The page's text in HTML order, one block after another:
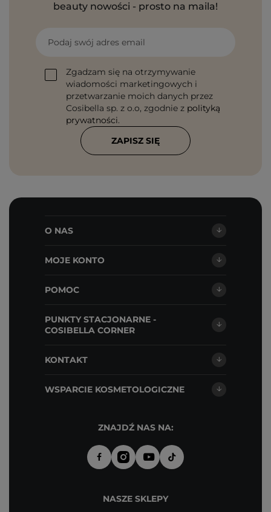
beauty nowości - prosto na maila!
Podaj swój adres email
Zgadzam się na otrzymywanie
wiadomości marketingowych i
przetwarzanie moich danych przez
Cosibella sp. z o.o, zgodnie z polityką
prywatności.
ZAPISZ SIĘ
O NAS
MOJE KONTO
POMOC
PUNKTY STACJONARNE -
COSIBELLA CORNER
KONTAKT
WSPARCIE KOSMETOLOGICZNE
ZNAJDŹ NAS NA:
NASZE SKLEPY